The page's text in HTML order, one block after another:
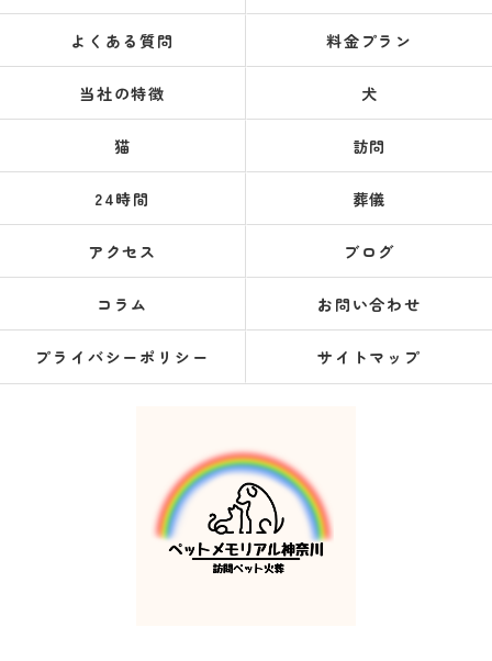
よくある質問 料金プラン
当社の特徴 犬
猫 訪問
24時間 葬儀
アクセス ブログ
コラム お問い合わせ
プライバシーポリシー サイトマップ